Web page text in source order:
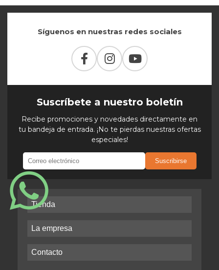
Síguenos en nuestras redes sociales
Suscríbete a nuestro boletín
Recibe promociones y novedades directamente en
tu bandeja de entrada. ¡No te pierdas nuestras ofertas
especiales!
Suscribirse
Tienda
La empresa
Contacto